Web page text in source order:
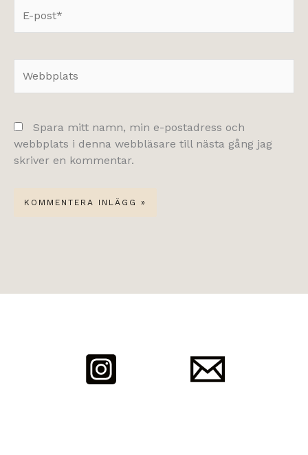
post*
Spara mitt namn, min e-postadress och
webbplats i denna webbläsare till nästa gång jag
skriver en kommentar.